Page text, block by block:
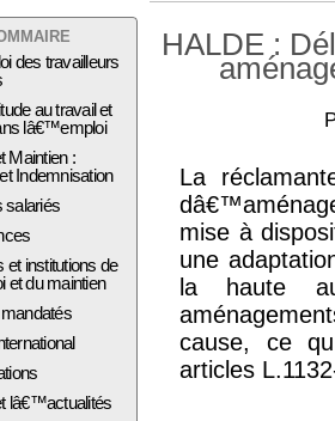
des travailleurs
au travail et
lâ€™emploi
Maintien :
Indemnisation
salariés
et institutions de
et du maintien
lâ€™actualités
HALDE :
La
mise à
une
la haute
cause, ce
articles